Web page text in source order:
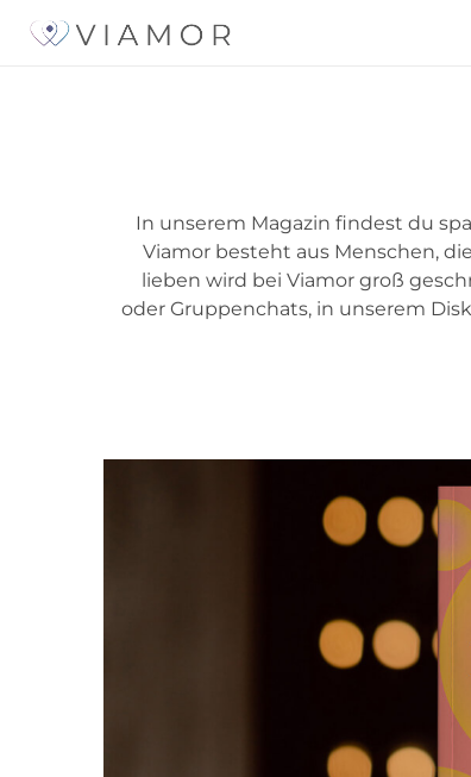
In unserem Magazin findest du
Viamor besteht aus Menschen,
lieben wird bei Viamor groß
oder Gruppenchats, in unserem